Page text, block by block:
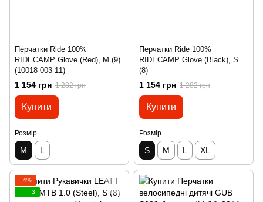
Перчатки Ride 100%
RIDECAMP Glove (Red), M (9)
(10018-003-11)
1 154 грн 1 282 грн
Купити
Розмір
M L
Перчатки Ride 100%
RIDECAMP Glove (Black), S
(8)
1 154 грн 1 282 грн
Купити
Розмір
S M L XL
−4%
3